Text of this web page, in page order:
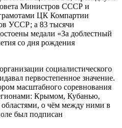
Министров СССР и
ЦК Компартии
УССР; а 83 тысячи
медали «За доблестный
со дня рождения
социалистического
первостепенное значение.
масштабного соревнования
Крымом, Кубанью,
о чём между ними в
был подписан